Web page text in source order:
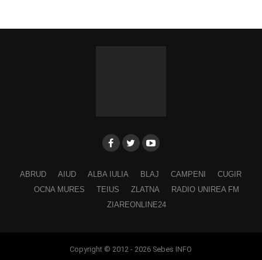
ABRUD AIUD ALBA IULIA BLAJ CAMPENI
CUGIR
OCNA MURES
TEIUS ZLATNA
RADIO UNIREA FM
ZIAREONLINE24
Copyright © 2012 - 2026 Sebes INFO